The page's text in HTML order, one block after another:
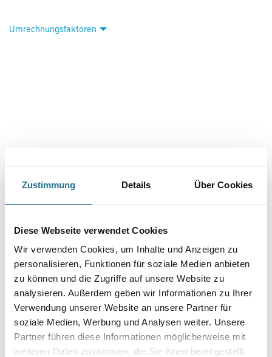
Zustimmung Details Über Cookies
Diese Webseite verwendet Cookies
Wir verwenden Cookies, um Inhalte und Anzeigen zu
personalisieren, Funktionen für soziale Medien anbieten
zu können und die Zugriffe auf unsere Website zu
analysieren. Außerdem geben wir Informationen zu Ihrer
Verwendung unserer Website an unsere Partner für
soziale Medien, Werbung und Analysen weiter. Unsere
Partner führen diese Informationen möglicherweise mit
weiteren Daten zusammen, die Sie ihnen bereitgestellt
Umrechnungsfaktoren
PRODUKTEIGENSCHAFTEN
ZUSATZINFOS
GEFAHRENHINWEISE
DATENBLÄTTER
SPEZIFIKATIONEN